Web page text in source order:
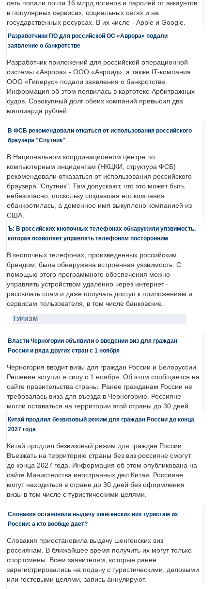
сеть попали почти 16 млрд логинов и паролей от аккаунтов
в популярных сервисах, социальных сетях и на
государственных ресурсах. В их числе - Apple и Google.
Разработчики ПО для российской ОС «Аврора» подали
заявление о банкротстве
Разработчик приложений для российской операционной
системы «Аврора» - ООО «Авроид», а также IT-компания
ООО «Гиперус» подали заявления о банкротстве.
Информация об этом появилась в картотеке Арбитражных
судов. Совокупный долг обеих компаний превысил два
миллиарда рублей.
В ФСБ рекомендовали откаться от использования российского
браузера "Спутник"
В Национальном координационном центре по
компьютерным инцидентам (НКЦКИ, структура ФСБ)
рекомендовали отказаться от использования российского
браузера "Спутник". Там допускают, что это может быть
небезопасно, поскольку создавшая его компания
обанкротилась, а доменное имя выкуплено компанией из
США.
Ъ: В российских кнопочных телефонах обнаружили уязвимость,
которая позволяет управлять телефоном посторонним
В кнопочных телефонах, произведенных российским
брендом, была обнаружена встроенная уязвимость. С
помощью этого программного обеспечения можно
управлять устройством удаленно через интернет -
рассылать спам и даже получать доступ к приложениям и
сервисам пользователя, в том числе банковские.
ТУРИЗМ
Власти Черногории объявили о введении виз для граждан
России и ряда других стран с 1 ноября
Черногория вводит визы для граждан России и Белоруссии.
Решение вступит в силу с 1 ноября. Об этом сообщается на
сайте правительства страны. Ранее гражданам России не
требовалась виза для въезда в Черногорию. Россияне
могли оставаться на территории этой страны до 30 дней.
Китай продлил безвизовый режим для граждан России до конца
2027 года
Китай продлил безвизовый режим для граждан России.
Въезжать на территорию страны без виз россияне смогут
до конца 2027 года. Информация об этом опубликована на
сайте Министерства иностранных дел Китая. Россияне
могут находиться в стране до 30 дней без оформления
визы в том числе с туристическими целями.
Словакия остановила выдачу шенгенских виз туристам из
России: а кто вообще дает?
Словакия приостановила выдачу шенгенских виз
россиянам. В ближайшее время получить их могут только
спортсмены. Всем заявителям, которые ранее
зарегистрировались на подачу с туристическими, деловыми
или гостевыми целями, запись аннулируют.